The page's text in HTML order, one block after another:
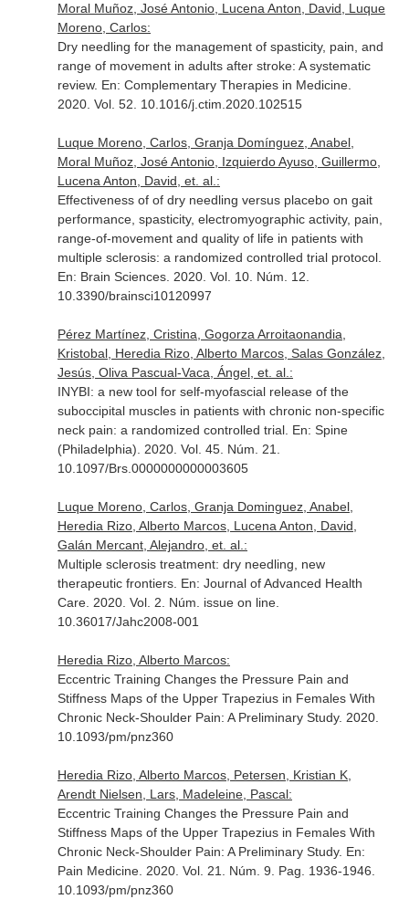
Moral Muñoz, José Antonio, Lucena Anton, David, Luque
Moreno, Carlos:
Dry needling for the management of spasticity, pain, and
range of movement in adults after stroke: A systematic
review. En: Complementary Therapies in Medicine.
2020. Vol. 52. 10.1016/j.ctim.2020.102515
Luque Moreno, Carlos, Granja Domínguez, Anabel,
Moral Muñoz, José Antonio, Izquierdo Ayuso, Guillermo,
Lucena Anton, David, et. al.:
Effectiveness of of dry needling versus placebo on gait
performance, spasticity, electromyographic activity, pain,
range-of-movement and quality of life in patients with
multiple sclerosis: a randomized controlled trial protocol.
En: Brain Sciences. 2020. Vol. 10. Núm. 12.
10.3390/brainsci10120997
Pérez Martínez, Cristina, Gogorza Arroitaonandia,
Kristobal, Heredia Rizo, Alberto Marcos, Salas González,
Jesús, Oliva Pascual-Vaca, Ángel, et. al.:
INYBI: a new tool for self-myofascial release of the
suboccipital muscles in patients with chronic non-specific
neck pain: a randomized controlled trial. En: Spine
(Philadelphia) . 2020. Vol. 45. Núm. 21.
10.1097/Brs.0000000000003605
Luque Moreno, Carlos, Granja Dominguez, Anabel,
Heredia Rizo, Alberto Marcos, Lucena Anton, David,
Galán Mercant, Alejandro, et. al.:
Multiple sclerosis treatment: dry needling, new
therapeutic frontiers. En: Journal of Advanced Health
Care. 2020. Vol. 2. Núm. issue on line.
10.36017/Jahc2008-001
Heredia Rizo, Alberto Marcos:
Eccentric Training Changes the Pressure Pain and
Stiffness Maps of the Upper Trapezius in Females With
Chronic Neck-Shoulder Pain: A Preliminary Study. 2020.
10.1093/pm/pnz360
Heredia Rizo, Alberto Marcos, Petersen, Kristian K,
Arendt Nielsen, Lars, Madeleine, Pascal:
Eccentric Training Changes the Pressure Pain and
Stiffness Maps of the Upper Trapezius in Females With
Chronic Neck-Shoulder Pain: A Preliminary Study. En:
Pain Medicine. 2020. Vol. 21. Núm. 9. Pag. 1936-1946.
10.1093/pm/pnz360